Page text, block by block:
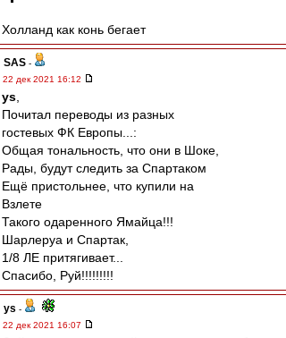
Холланд как конь бегает
SAS -
22 дек 2021 16:12
ys
Почитал переводы из разных
гостевых ФК Европы...:
Общая тональность, что они в Шоке,
Рады, будут следить за Спартаком
Ещё пристольнее, что купили на
Взлете
Такого одаренного Ямайца!!!
Шарлеруа и Спартак,
1/8 ЛЕ притягивает...
Спасибо, Руй!!!!!!!!!
ys -
22 дек 2021 16:07